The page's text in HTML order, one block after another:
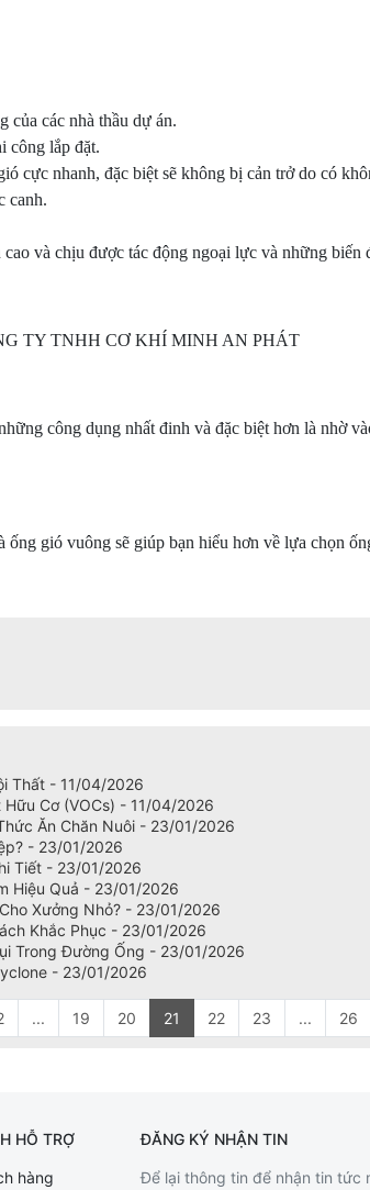
của các nhà thầu dự án.
công lắp đặt.
cực nhanh, đặc biệt sẽ không bị cản trở do có
canh.
và chịu được tác động ngoại lực và những
công dụng nhất đinh và đặc biệt hơn là nhờ
gió vuông sẽ giúp bạn hiểu hơn về lựa chọn
Thất - 11/04/2026
Hữu Cơ (VOCs) - 11/04/2026
Ăn Chăn Nuôi - 23/01/2026
- 23/01/2026
Tiết - 23/01/2026
Hiệu Quả - 23/01/2026
Xưởng Nhỏ? - 23/01/2026
Khắc Phục - 23/01/2026
Trong Đường Ống - 23/01/2026
- 23/01/2026
... 19 20 21 22 23 ... 26
HỖ TRỢ
hàng
ĐĂNG KÝ NHẬN TIN
Để lại thông tin để nhận tin tức